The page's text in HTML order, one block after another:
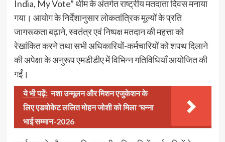
India, My Vote” थीम के अंतर्गत राष्ट्रीय मतदाता दिवस मनाया
गया। आयोग के निर्देशानुसार लोकतांत्रिक मूल्यों के प्रति
जागरूकता बढ़ाने, स्वतंत्र एवं निष्पक्ष मतदान की महत्ता को
रेखांकित करने तथा सभी अधिकारियों-कर्मचारियों को शपथ दिलाने
की अपेक्षा के अनुरूप एमडीडीए में विभिन्न गतिविधियाँ आयोजित की
गईं।
ये भी पढ़ें: नशा उन्मूलन और मिशन एजुकेशन के
लिए एडवोकेट ललित मोहन जोशी को मिला 'घन्ना
भाई सम्मान-2026